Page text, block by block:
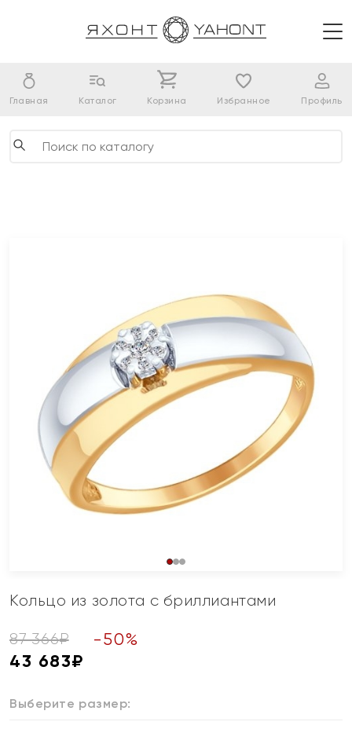
Главная Каталог Корзина Избранное Профиль
Кольцо из золота с бриллиантами
87 366₽ -50%
43 683₽
Выберите размер: